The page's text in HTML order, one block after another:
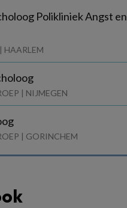
Polikliniek Angst en
HAARLEM
| NIJMEGEN
| GORINCHEM